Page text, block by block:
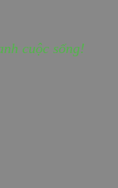
cuộc sống!